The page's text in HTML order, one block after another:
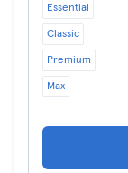
Essential
Classic
Premium
Max